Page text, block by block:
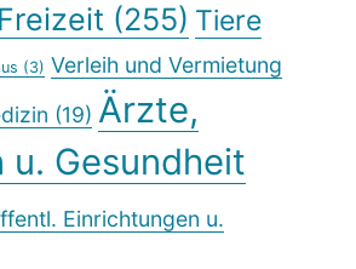
(255) Tiere
(3) Verleih und Vermietung
(19) Ärzte,
u. Gesundheit
Einrichtungen u.